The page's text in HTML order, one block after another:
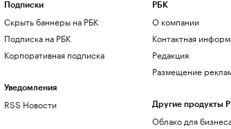
Подписки
Скрыть баннеры на РБК
Подписка на РБК
Корпоративная подписка
Уведомления
RSS Новости
РБК
О компании
Контактная
Редакция
Размещение
Другие продукты
Облако для